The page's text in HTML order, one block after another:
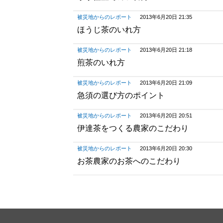
被災地からのレポート 2013年6月20日 21:35
ほうじ茶のいれ方
被災地からのレポート 2013年6月20日 21:18
煎茶のいれ方
被災地からのレポート 2013年6月20日 21:09
急須の選び方のポイント
被災地からのレポート 2013年6月20日 20:51
伊達茶をつくる農家のこだわり
被災地からのレポート 2013年6月20日 20:30
お茶農家のお茶へのこだわり